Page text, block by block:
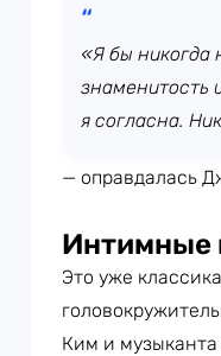
«Я бы никогда
знаменитость
я согласна.
— оправдалась
Интимные
Это уже
Ким и музыканта